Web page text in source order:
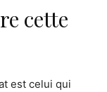
cette
est celui qui